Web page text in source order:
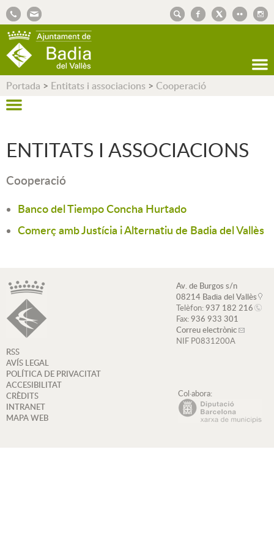
Portada > Entitats i associacions > Cooperació
ENTITATS I ASSOCIACIONS
Cooperació
Banco del Tiempo Concha Hurtado
Comerç amb Justícia i Alternatiu de Badia del Vallès
Av. de Burgos s/n
08214 Badia del Vallès
Telèfon:937 182 216
Fax:936 933 301
Correu electrònic
NIF P0831200A
RSS
AVÍS LEGAL
POLÍTICA DE PRIVACITAT
ACCESIBILITAT
CRÈDITS
INTRANET
MAPA WEB
Col·abora: